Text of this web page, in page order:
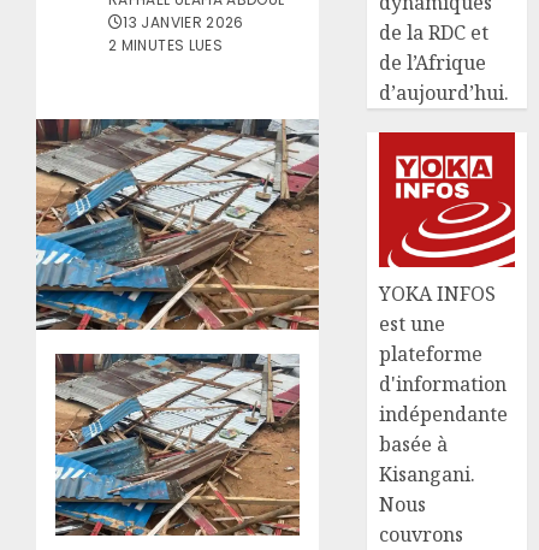
13 JANVIER 2026
2 MINUTES LUES
de la RDC et
de l’Afrique
d’aujourd’hui.
YOKA INFOS
est une
plateforme
d'information
indépendante
basée à
Kisangani.
Nous
couvrons